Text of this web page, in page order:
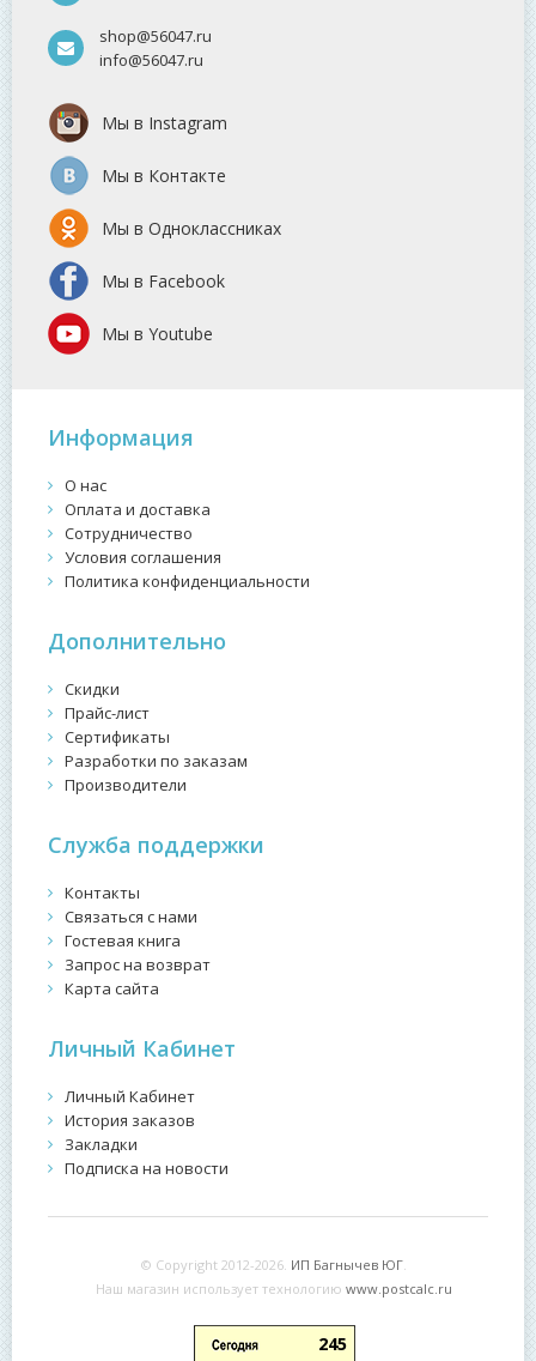
shop@56047.ru
info@56047.ru
Мы в Instagram
Мы в Контакте
Мы в Одноклассниках
Мы в Facebook
Мы в Youtube
Информация
О нас
Оплата и доставка
Сотрудничество
Условия соглашения
Политика конфиденциальности
Дополнительно
Скидки
Прайс-лист
Сертификаты
Разработки по заказам
Производители
Служба поддержки
Контакты
Связаться с нами
Гостевая книга
Запрос на возврат
Карта сайта
Личный Кабинет
Личный Кабинет
История заказов
Закладки
Подписка на новости
© Copyright 2012-2026. ИП Багнычев ЮГ
Наш магазин использует технологию www.postcalc.ru
245